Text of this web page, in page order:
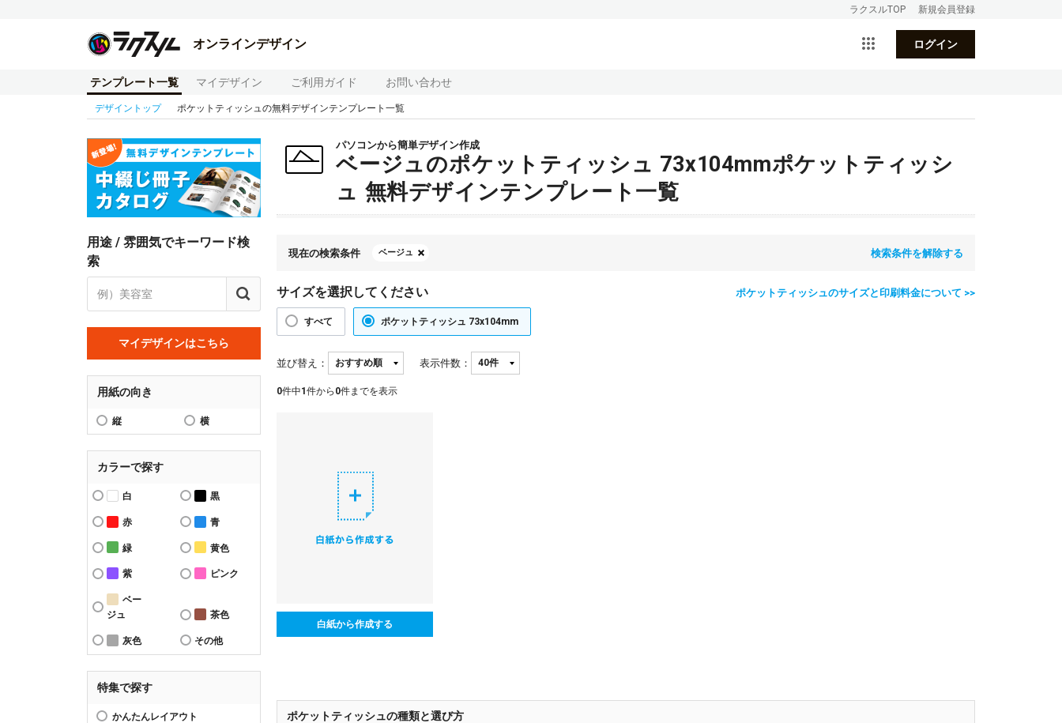
ラクスルTOP 新規会員登録
オンラインデザイン ログイン
テンプレート一覧 マイデザイン ご利用ガイド お問い合わせ
デザイントップ ポケットティッシュの無料デザインテンプレート一覧
用途 / 雰囲気でキーワード検
索
マイデザインはこちら
用紙の向き
縦 横
カラーで探す
白 黒
赤 青
緑 黄色
紫 ピンク
ベー
ジュ
茶色
灰色 その他
特集で探す
かんたんレイアウト
パソコンから簡単デザイン作成
ベージュのポケットティッシュ 73x104mmポケットティッシ
ュ 無料デザインテンプレート一覧
現在の検索条件 ベージュ 検索条件を解除する
サイズを選択してください ポケットティッシュのサイズと印刷料金について >>
すべて ポケットティッシュ 73x104mm
並び替え： 表示件数：
0件中1 件から 0件までを表示
白紙から作成する
ポケットティッシュの種類と選び方